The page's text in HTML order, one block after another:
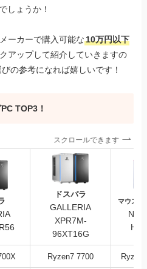
しょうか！
ーカーで購入可能な10万円以下
アップして紹介していきますの
の参考になれば嬉しいです！
TOP3！
スクロールできます
ドスパラ
GALLERIA
XPR7M-
96XT16G
マウスコ
Ryzen7 7700